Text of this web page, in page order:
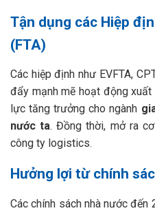
Tận dụng các Hiệp
(FTA)
Các hiệp định như EVFTA,
đẩy mạnh mẽ hoạt động
lực tăng trưởng cho ngành
nước ta. Đồng thời, mở ra
công ty logistics.
Hưởng lợi từ chính
Các chính sách nhà nước